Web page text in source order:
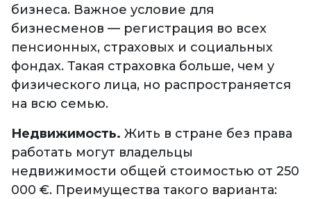
бизнеса. Важное условие для
бизнесменов — регистрация во всех
пенсионных, страховых и социальных
фондах. Такая страховка больше, чем у
физического лица, но распространяется
на всю семью.
Недвижимость. Жить в стране без права
работать могут владельцы
недвижимости общей стоимостью от 250
000 €. Преимущества такого варианта: